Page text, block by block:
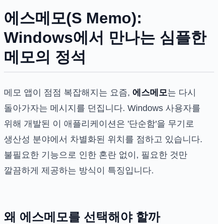
에스메모(S Memo):
Windows에서 만나는 심플한
메모의 정석
메모 앱이 점점 복잡해지는 요즘, 에스메모는 다시
돌아가자는 메시지를 던집니다. Windows 사용자를
위해 개발된 이 애플리케이션은 '단순함'을 무기로
생산성 분야에서 차별화된 위치를 점하고 있습니다.
불필요한 기능으로 인한 혼란 없이, 필요한 것만
깔끔하게 제공하는 방식이 특징입니다.
왜 에스메모를 선택해야 할까